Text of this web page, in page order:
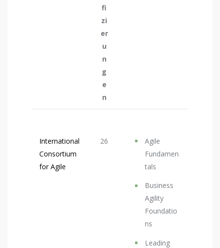
fi
zi
er
u
n
g
e
n
International
Consortium
for Agile
26
Agile
Fundamen
tals
Business
Agility
Foundatio
ns
Leading